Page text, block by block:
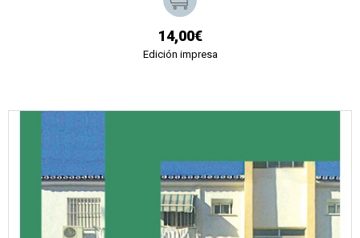
14,00€
Edición impresa